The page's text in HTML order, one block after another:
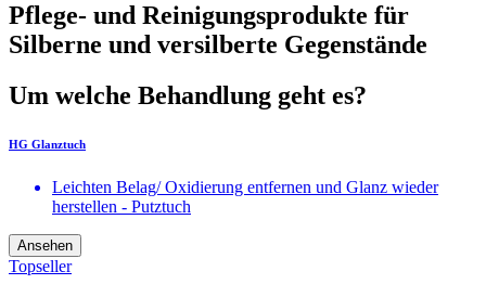
Pflege- und Reinigungsprodukte für
Silberne und versilberte Gegenstände
Um welche Behandlung geht es?
HG Glanztuch
Leichten Belag/ Oxidierung entfernen und Glanz wieder
herstellen - Putztuch
Ansehen
Topseller